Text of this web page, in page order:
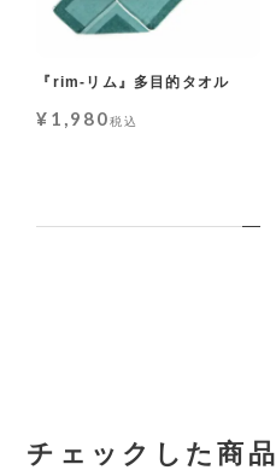
『rim-リム』多目的タオル
¥ 1,980税込
チェックした商品